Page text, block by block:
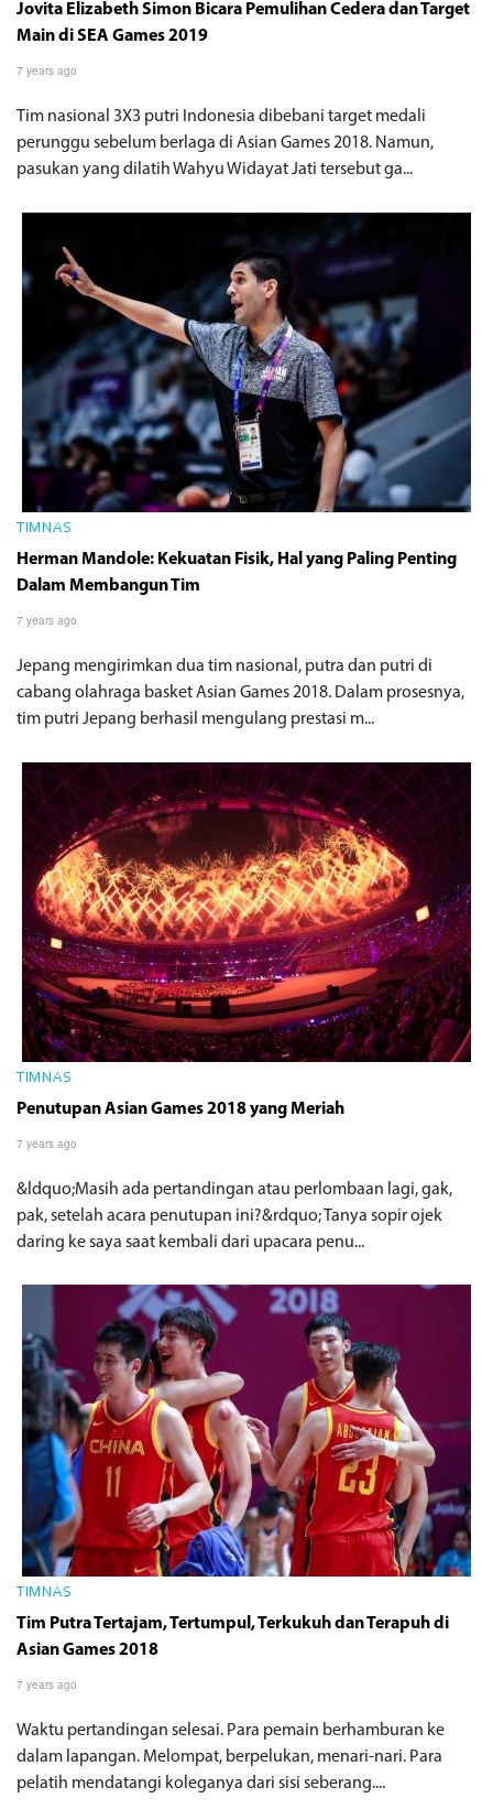
Jovita Elizabeth Simon Bicara Pemulihan Cedera dan Target
Main di SEA Games 2019
7 years ago
Tim nasional 3X3 putri Indonesia dibebani target medali
perunggu sebelum berlaga di Asian Games 2018. Namun,
pasukan yang dilatih Wahyu Widayat Jati tersebut ga...
TIMNAS
Herman Mandole: Kekuatan Fisik, Hal yang Paling Penting
Dalam Membangun Tim
7 years ago
Jepang mengirimkan dua tim nasional, putra dan putri di
cabang olahraga basket Asian Games 2018. Dalam prosesnya,
tim putri Jepang berhasil mengulang prestasi m...
TIMNAS
Penutupan Asian Games 2018 yang Meriah
7 years ago
&ldquo;Masih ada pertandingan atau perlombaan lagi, gak,
pak, setelah acara penutupan ini?&rdquo; Tanya sopir ojek
daring ke saya saat kembali dari upacara penu...
TIMNAS
Tim Putra Tertajam, Tertumpul, Terkukuh dan Terapuh di
Asian Games 2018
7 years ago
Waktu pertandingan selesai. Para pemain berhamburan ke
dalam lapangan. Melompat, berpelukan, menari-nari. Para
pelatih mendatangi koleganya dari sisi seberang....